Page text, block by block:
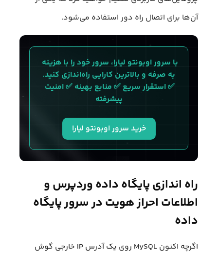
آن‌ها برای اتصال راه دور استفاده می‌شود.
با سرور اوبونتو لیارا، سرور خود را با هزینه
به‌ صرفه و بالاترین کارایی راه‌اندازی کنید.
✅ استقرار سریع ✅ منابع بهینه ✅ امنیت
پیشرفته
خرید سرور اوبونتو لیارا
راه‌ اندازی پایگاه داده وردپرس و
اطلاعات احراز هویت در سرور پایگاه
داده
اگرچه اکنون MySQL روی یک آدرس IP خارجی گوش